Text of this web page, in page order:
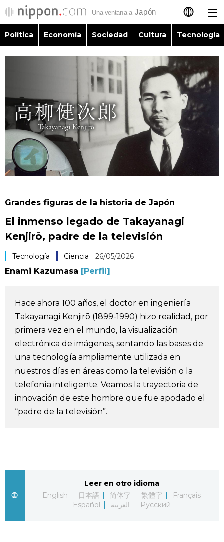
日本語
English
简体字
繁體字
Français
العربية
Política
Economía
Sociedad
Vida
Guía de Japón
En profundidad
Más
Noticias
Datos de Japón
Gente
Blog
official SNS
Política Economía Sociedad Cultura Tecnología
Grandes figuras de la historia de Japón
El inmenso legado de Takayanagi
Kenjirō, padre de la televisión
Tecnología Ciencia 26/05/2026
Enami Kazumasa [Perfil]
Hace ahora 100 años, el doctor en ingeniería
Takayanagi Kenjirō (1899-1990) hizo realidad, por
primera vez en el mundo, la visualización
electrónica de imágenes, sentando las bases de
una tecnología ampliamente utilizada en
nuestros días en áreas como la televisión o la
telefonía inteligente. Veamos la trayectoria de
innovación de este hombre que fue apodado el
“padre de la televisión”.
Leer en otro idioma
English
日本語 简体字 繁體字
Français
Español
العربية Русский